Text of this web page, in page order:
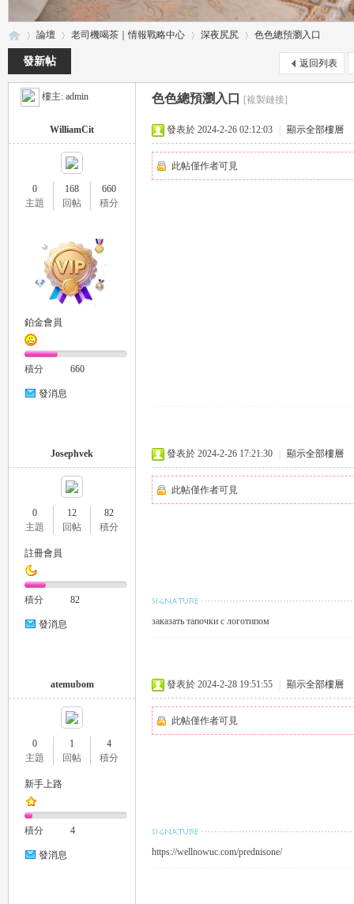
»
論壇
›
老司機喝茶｜情報戰略中心
›
深夜尻尻 色色總預瀏入口
返回列表
發新帖
樓主: admin 色色總預瀏入口 [複製鏈接]
WilliamCit
0
主題
168
回帖
660
積分
鉑金會員
積分 660
發消息
發表於 2024-2-26 02:12:03 顯示全部樓層
此帖僅作者可見
Josephvek
0
主題
12
回帖
82
積分
註冊會員
積分 82
發消息
發表於 2024-2-26 17:21:30 顯示全部樓層
此帖僅作者可見
заказать тапочки с логотипом
atemubom
0
主題
1
回帖
4
積分
新手上路
積分 4
發消息
發表於 2024-2-28 19:51:55 顯示全部樓層
此帖僅作者可見
https://wellnowuc.com/prednisone/